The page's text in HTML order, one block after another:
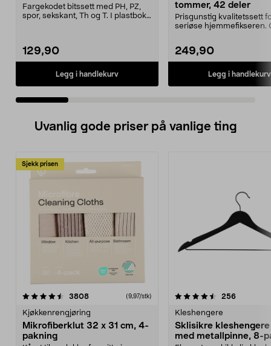
Fargekodet bitssett med PH, PZ,
spor, sekskant, Th og T. I plastboks
129,90
Legg i handlekurv
tommer, 42 deler
Prisgunstig kvalitetssett
seriøse hjemmefikseren.
249,90
Legg i handlekurv
Uvanlig gode priser på vanlige ting
Sjekk prisen
3808anmeldelser(9,97/stk)
Kjøkkenrengjøring
Mikrofiberklut 32 x 31 cm, 4-
pakning
4.5av 5 stjerner 256
Kleshengere
Sklisikre
med metallpinne, 8-
4.5av 5 stjerner